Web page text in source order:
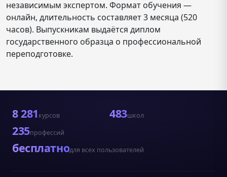
независимым экспертом. Формат обучения —
онлайн, длительность составляет 3 месяца (520
часов). Выпускникам выдаётся диплом
государственного образца о профессиональной
переподготовке.
8 281 курсов 483школ
235профессий
бесплатнодля всех пользователей